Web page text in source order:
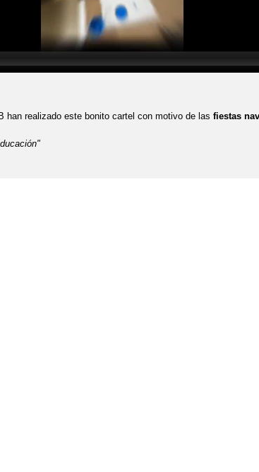
han realizado este bonito cartel con motivo de las fiestas